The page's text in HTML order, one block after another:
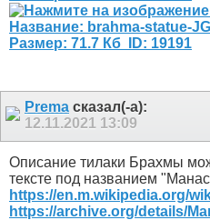
Prema сказал(-а):
12.11.2021 13:09
Описание тилаки Брахмы
тексте под названием
https://en.m.wikipedia.org/
https://archive.org/details/